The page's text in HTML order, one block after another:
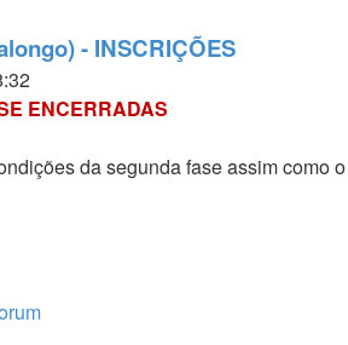
- INSCRIÇÕES
ENCERRADAS
da segunda fase assim como